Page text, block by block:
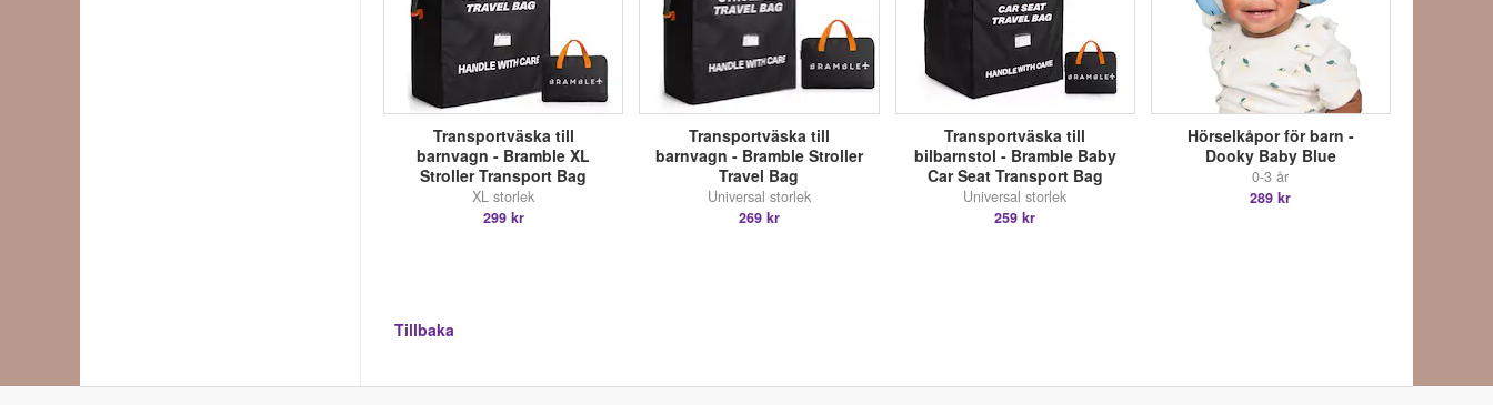
Transportväska till
barnvagn - Bramble XL
Stroller Transport Bag
XL storlek
299 kr
Transportväska till
barnvagn - Bramble Stroller
Travel Bag
Universal storlek
269 kr
Transportväska till
bilbarnstol - Bramble Baby
Car Seat Transport Bag
Universal storlek
259 kr
Hörselkåpor för barn -
Dooky Baby Blue
0-3 år
289 kr
Tillbaka